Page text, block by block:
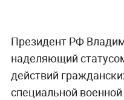
Президент РФ
наделяющий
действий
специальной